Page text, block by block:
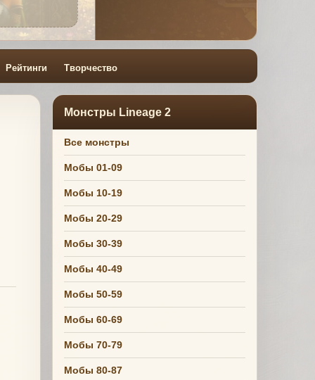
Рейтинги Творчество
Монстры Lineage 2
Все монстры
Мобы 01-09
Мобы 10-19
Мобы 20-29
Мобы 30-39
Мобы 40-49
Мобы 50-59
Мобы 60-69
Мобы 70-79
Мобы 80-87